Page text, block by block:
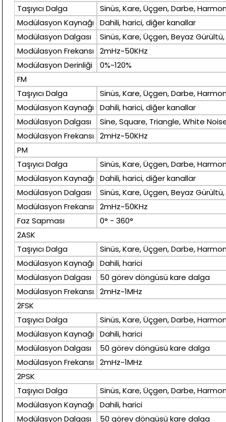
Taşıyıcı Dalga
Sinüs, Kare, Üçgen, Darbe,
Modülasyon Kaynağı Dahili, harici, diğer kanallar
Modülasyon Dalgası
Sinüs, Kare, Üçgen, Beyaz
Modülasyon Frekansı 2mHz~50KHz
Modülasyon Derinliği
0%~120%
FM
Taşıyıcı Dalga
Sinüs, Kare, Üçgen, Darbe,
Modülasyon Kaynağı Dahili, harici, diğer kanallar
Modülasyon Dalgası
Sine, Square, Triangle, White
Modülasyon Frekansı 2mHz~50KHz
PM
Taşıyıcı Dalga
Sinüs, Kare, Üçgen, Darbe,
Modülasyon Kaynağı Dahili, harici, diğer kanallar
Modülasyon Dalgası
Sinüs, Kare, Üçgen, Beyaz
Modülasyon Frekansı 2mHz~50KHz
Faz Sapması
0° - 360°
2ASK
Taşıyıcı Dalga
Sinüs, Kare, Üçgen, Darbe,
Modülasyon Kaynağı Dahili, harici
Modülasyon Dalgası
50 görev döngüsü kare dalga
Modülasyon Frekansı 2mHz~1MHz
2FSK
Taşıyıcı Dalga
Sinüs, Kare, Üçgen, Darbe,
Modülasyon Kaynağı Dahili, harici
Modülasyon Dalgası
50 görev döngüsü kare dalga
Modülasyon Frekansı 2mHz~1MHz
2PSK
Taşıyıcı Dalga
Sinüs, Kare, Üçgen, Darbe,
Modülasyon Kaynağı Dahili, harici
Modülasyon Dalgası
50 görev döngüsü kare dalga